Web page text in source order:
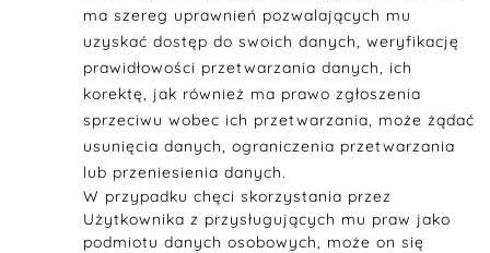
ma szereg uprawnień pozwalających mu
uzyskać dostęp do swoich danych, weryfikację
prawidłowości przetwarzania danych, ich
korektę, jak również ma prawo zgłoszenia
sprzeciwu wobec ich przetwarzania, może żądać
usunięcia danych, ograniczenia przetwarzania
lub przeniesienia danych.
W przypadku chęci skorzystania przez
Użytkownika z przysługujących mu praw jako
podmiotu danych osobowych, może on się